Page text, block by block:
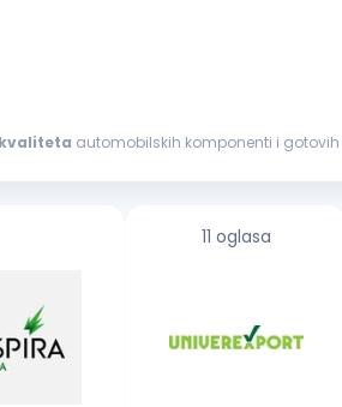
kvaliteta automobilskih komponenti i
11 oglasa